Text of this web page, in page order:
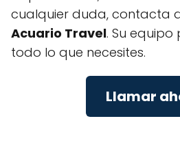
cualquier duda, contacta
Acuario Travel. Su
todo lo que necesites.
Llamar